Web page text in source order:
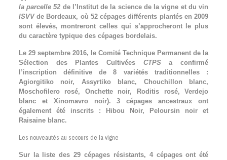
la parcelle 52 de l’Institut de la science de la vigne et du vin
ISVVde Bordeaux, où 52 cépages différents plantés en 2009
sont élevés, montreront celles qui s’approcheront le plus
du caractère typique des cépages bordelais.
Le 29 septembre 2016, le Comité Technique Permanent de la
Sélection des Plantes Cultivées CTPS a confirmé
l’inscription définitive de 8 variétés traditionnelles :
Agiorgitiko noir, Assyrtiko blanc, Chouchillon blanc,
Moschofilero rosé, Onchette noir, Roditis rosé, Verdejo
blanc et Xinomavro noir). 3 cépages ancestraux ont
également été inscrits : Hibou Noir, Peloursin noir et
Raisaine blanc.
Les nouveautés au secours de la vigne
Sur la liste des 29 cépages résistants, 4 cépages ont été